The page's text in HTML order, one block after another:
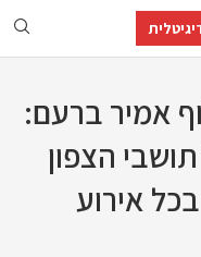
אמיר ברעם:
הצפון
אירוע